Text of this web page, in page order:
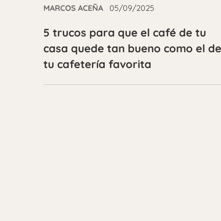
MARCOS ACEÑA 05/09/2025
5 trucos para que el café de tu
casa quede tan bueno como el de
tu cafetería favorita